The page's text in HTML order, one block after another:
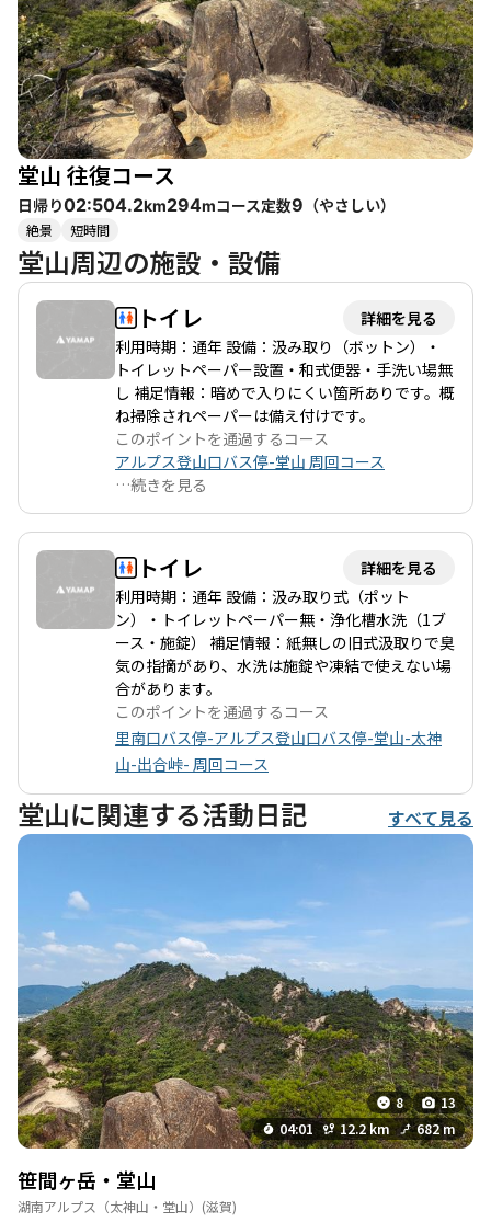
ゴツした岩場や鎖場があり、体力に自信のある方におすすめで
す。こちらの山頂には「八畳岩」と呼ばれる大きな岩があり、登
ると素晴らしい眺望が待っています。登山者は「岩の上からの景
色は気持ちよかった」と語り、登る価値を感じています。 このコ
ースは、初心者から健脚者まで楽しめる内容で、特に家族連れや
友人同士での登山に適しています。アクセスも良好で、田上公園
の無料駐車場を利用できるため、気軽に訪れることができます。
周辺には温泉や観光スポットも多く、登山後の楽しみも充実して
います。 ただし、夏場は暑さが厳しいため、十分な水分補給と休
憩を心掛けることが大切です。また、登山道には滑りやすい箇所
や急な登りもあるため、注意が必要です。全体として、堂山と笹
間ヶ岳は、自然の美しさと冒険感を同時に楽しめる素晴らしい登
山コースです。
堂山 往復コース
日帰り02:504.2km294mコース定数9 （やさしい）
絶景 短時間
堂山周辺の施設・設備
トイレ
詳細を見る
利用時期：通年 設備：汲み取り（ボットン）・
トイレットペーパー設置・和式便器・手洗い場無
し 補足情報：暗めで入りにくい箇所ありです。概
ね掃除されペーパーは備え付けです。
このポイントを通過するコース
アルプス登山口バス停-堂山 周回コース
…続きを見る
トイレ
詳細を見る
利用時期：通年 設備：汲み取り式（ポット
ン）・トイレットペーパー無・浄化槽水洗（1ブ
ース・施錠） 補足情報：紙無しの旧式汲取りで臭
気の指摘があり、水洗は施錠や凍結で使えない場
合があります。
このポイントを通過するコース
里南口バス停-アルプス登山口バス停-堂山-太神
山-出合峠- 周回コース
堂山に関連する活動日記 すべて見る
8
13
04:01
12.2 km 682 m
笹間ヶ岳・堂山
湖南アルプス（太神山・堂山） (滋賀)